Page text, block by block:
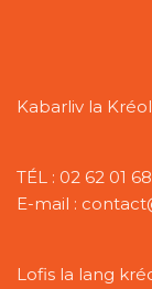
Kabarliv la
TÉL : 02 62 01
E-mail :
Lofis la lang